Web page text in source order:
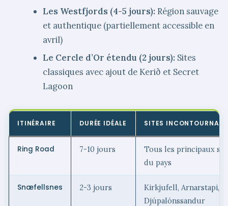
Les Westfjords (4-5 jours): Région sauvage
et authentique (partiellement accessible en
avril)
Le Cercle d’Or étendu (2 jours): Sites
classiques avec ajout de Kerið et Secret
Lagoon
ITINÉRAIRE DURÉE IDÉALE SITES
Ring Road 7-10 jours
Tous les principaux
du pays
Snæfellsnes 2-3 jours
Kirkjufell, Arnarstapi,
Djúpalónssandur